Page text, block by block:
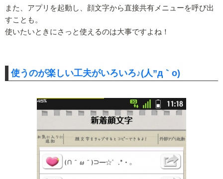
また、アプリを起動し、顔文字から直接共有メニューを呼び出
すことも。
使いたいときにさっと使えるのは大事ですよね！
使うのが楽しい工夫がいろいろ♪(人”д｀o)